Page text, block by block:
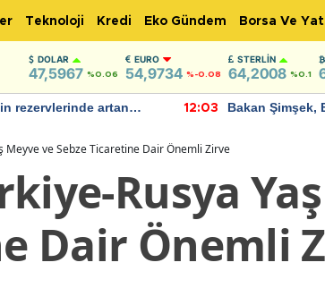
Teknoloji Kredi Eko Gündem Borsa Ve
DOLAR
47,5967 %0.06
EURO
54,9734 %-0.08
STERLIN
64,2008 %0.1
rezervlerinde artan
12:03
Bakan Şimşek,
Meyve ve Sebze Ticaretine Dair Önemli Zirve
Rusya
Dair Önemli